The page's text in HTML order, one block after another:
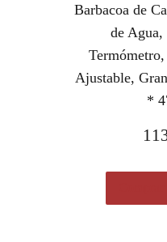
Barbacoa de
de
Ajustable,
*